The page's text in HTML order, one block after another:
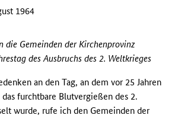
1964
die Gemeinden der Kirchenprovinz
des Ausbruchs des 2. Weltkrieges
an den Tag, an dem vor 25 Jahren
furchtbare Blutvergießen des 2.
wurde, rufe ich den Gemeinden der